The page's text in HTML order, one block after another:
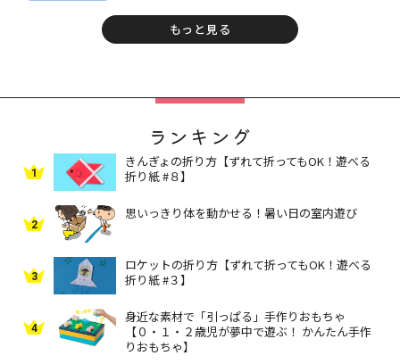
もっと見る
ランキング
1
きんぎょの折り方【ずれて折ってもOK！遊べる
折り紙 #８】
2
思いっきり体を動かせる！暑い日の室内遊び
3
ロケットの折り方【ずれて折ってもOK！遊べる
折り紙 #３】
4
身近な素材で「引っぱる」手作りおもちゃ
【０・１・２歳児が夢中で遊ぶ！ かんたん手作
りおもちゃ】